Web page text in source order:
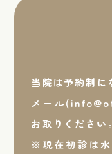
当院は予約制に
メール
お取りください。
※現在初診は